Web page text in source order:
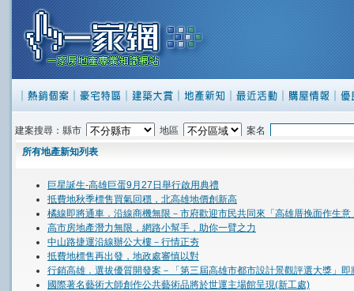
建案搜尋：縣市 地區
案名
所有地產新知列表
巨星誕生-高雄巨蛋9月27日舉行啟用典禮
抵費地秋季標售買氣回穩，北高雄地價創新高
橘線即將通車．沿線商機無限－市府歡迎市民共同來「高雄厝挽面作生意
高市房地產潛力無限，網路小幫手，助你一臂之力
中山路捷運沿線辦公大樓－行情正夯
抵費地標售再出發，地政處審慎以對
行銷高雄．選拔優質開發案－「第三屆高雄市都市設計景觀評選大獎」
國際著名藝術大師創作公共藝術品將於世運主場館呈現(新工處)